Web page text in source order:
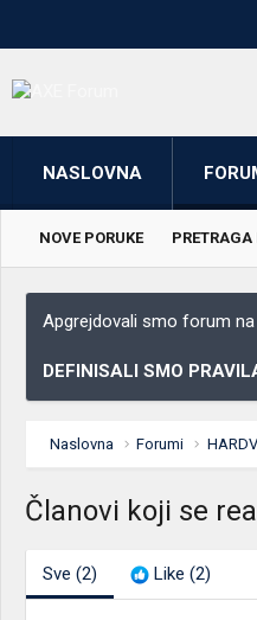
NASLOVNA
NOVE PORUKE PRETRAGA
Apgrejdovali smo forum
DEFINISALI SMO
Naslovna Forumi
Članovi koji se
Sve (2) Like (2)